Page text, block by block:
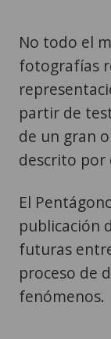
No todo el
fotografías
partir de
de un gran
descrito por
El
publicación
futuras
proceso de
fenómenos.